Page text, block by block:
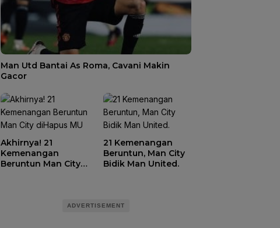
Man Utd Bantai As Roma, Cavani Makin
Gacor
Akhirnya! 21
Kemenangan
Beruntun Man City
21 Kemenangan
Beruntun, Man City
Bidik Man United.
ADVERTISEMENT